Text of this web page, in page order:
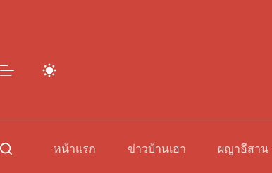
หน้าแรก ข่าวบ้านเฮา ผญาอีสาน